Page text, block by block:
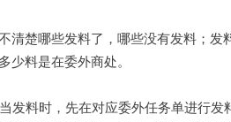
清楚哪些发料了，哪些没有发料；发
少料是在委外商处。
发料时，先在对应委外任务单进行发